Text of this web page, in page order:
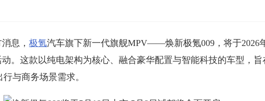
息， 极氪汽车旗下新一代旗舰MPV——焕新极氪009，将于2026
。这款以纯电架构为核心、融合豪华配置与智能科技的车型，
与商务场景需求。